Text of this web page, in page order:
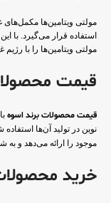
مولتی ویتامین‌ها مکمل‌های
استفاده قرار می‌گیرد. با
مولتی ویتامین‌ها را با
قیمت
قیمت محصولات برند اسوه
نوین در تولید آن‌ها
موجود را ارائه می‌دهد و به
خرید